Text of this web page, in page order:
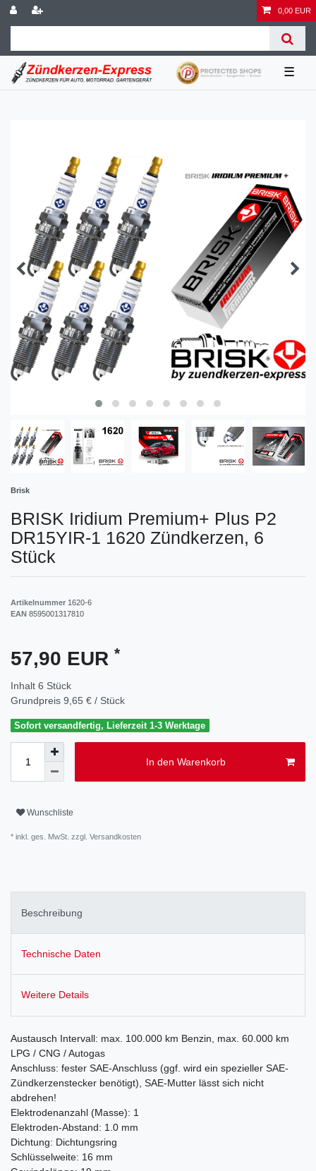
0,00 EUR
☰
Brisk
BRISK Iridium Premium+ Plus P2
DR15YIR-1 1620 Zündkerzen, 6
Stück
Artikelnummer 1620-6
EAN 8595001317810
57,90 EUR *
Inhalt 6 Stück
Grundpreis 9,65 € / Stück
Sofort versandfertig, Lieferzeit 1-3 Werktage
In den Warenkorb
Wunschliste
* inkl. ges. MwSt. zzgl. Versandkosten
Beschreibung
Technische Daten
Weitere Details
Austausch Intervall: max. 100.000 km Benzin, max. 60.000 km
LPG / CNG / Autogas
Anschluss: fester SAE-Anschluss (ggf. wird ein spezieller SAE-
Zündkerzenstecker benötigt), SAE-Mutter lässt sich nicht
abdrehen!
Elektrodenanzahl (Masse): 1
Elektroden-Abstand: 1.0 mm
Dichtung: Dichtungsring
Schlüsselweite: 16 mm